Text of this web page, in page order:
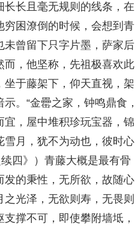
长且毫无规则的线条，在
困潦倒的时候，会想到青
曾留下只字片墨，萨家后
而，他坚称，先祖极喜欢此
于藤架下，仰天直视，架
。“金罍之家，钟鸣鼎食，
，屋中堆积珍玩宝器，锦
月，犹不为动也，彼时心
四》）青藤大概是最有骨
的秉性，无所欲，故随心
光泽，无欲则寿，无畏则
撑不可，即使攀附墙坻，